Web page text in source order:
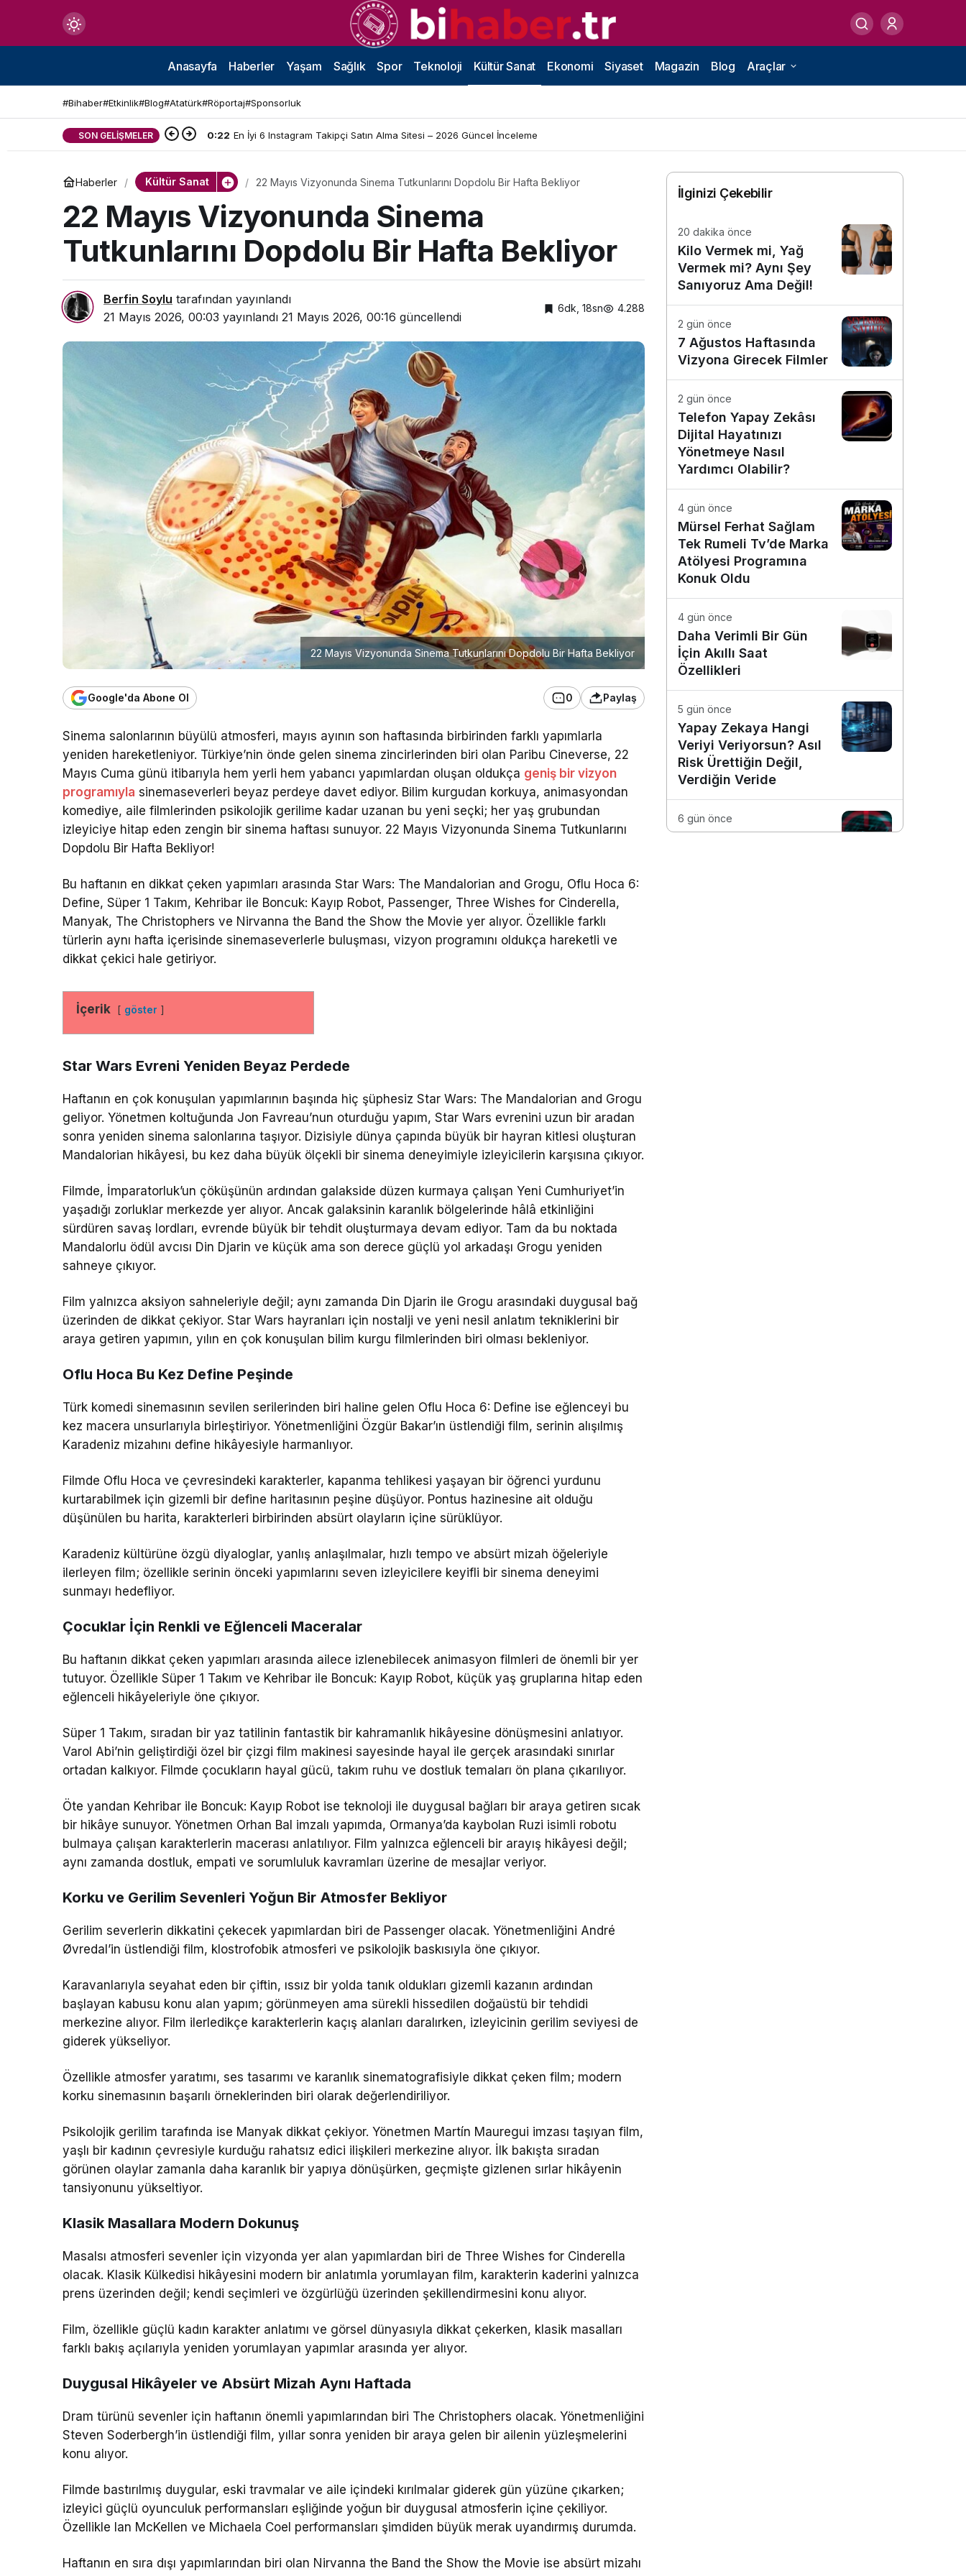
Mod
değiştir
Anasayfa Haberler Yaşam Sağlık Spor Teknoloji Kültür Sanat Ekonomi Siyaset Magazin Blog Araçlar
#Bihaber#Etkinlik#Blog#Atatürk#Röportaj#Sponsorluk
SON GELIŞMELER 0:22 En İyi 6 Instagram Takipçi Satın Alma Sitesi – 2026 Güncel İnceleme
Haberler Kültür Sanat 22 Mayıs Vizyonunda Sinema Tutkunlarını Dopdolu Bir Hafta Bekliyor
22 Mayıs Vizyonunda Sinema
Tutkunlarını Dopdolu Bir Hafta Bekliyor
Berfin Soylu tarafından yayınlandı
21 Mayıs 2026, 00:03 yayınlandı 21 Mayıs 2026, 00:16 güncellendi
6dk, 18sn 4.288
22 Mayıs Vizyonunda Sinema Tutkunlarını Dopdolu Bir Hafta Bekliyor
Google'da Abone Ol 0 Paylaş
Sinema salonlarının büyülü atmosferi, mayıs ayının son haftasında birbirinden farklı yapımlarla
yeniden hareketleniyor. Türkiye’nin önde gelen sinema zincirlerinden biri olan Paribu Cineverse, 22
Mayıs Cuma günü itibarıyla hem yerli hem yabancı yapımlardan oluşan oldukça geniş bir vizyon
programıyla sinemaseverleri beyaz perdeye davet ediyor. Bilim kurgudan korkuya, animasyondan
komediye, aile filmlerinden psikolojik gerilime kadar uzanan bu yeni seçki; her yaş grubundan
izleyiciye hitap eden zengin bir sinema haftası sunuyor. 22 Mayıs Vizyonunda Sinema Tutkunlarını
Dopdolu Bir Hafta Bekliyor!
Bu haftanın en dikkat çeken yapımları arasındaStar Wars: The Mandalorian and Grogu, Oflu Hoca 6:
Define,Süper 1 Takım, Kehribar ile Boncuk: Kayıp Robot, Passenger, Three Wishes for Cinderella,
Manyak, The Christophers ve Nirvanna the Band the Show the Movie yer alıyor. Özellikle farklı
türlerin aynı hafta içerisinde sinemaseverlerle buluşması, vizyon programını oldukça hareketli ve
dikkat çekici hale getiriyor.
İçerik göster
Star Wars Evreni Yeniden Beyaz Perdede
Haftanın en çok konuşulan yapımlarının başında hiç şüphesizStar Wars: The Mandalorian and Grogu
geliyor. Yönetmen koltuğunda Jon Favreau’nun oturduğu yapım, Star Wars evrenini uzun bir aradan
sonra yeniden sinema salonlarına taşıyor. Dizisiyle dünya çapında büyük bir hayran kitlesi oluşturan
Mandalorian hikâyesi, bu kez daha büyük ölçekli bir sinema deneyimiyle izleyicilerin karşısına çıkıyor.
Filmde, İmparatorluk’un çöküşünün ardından galakside düzen kurmaya çalışan Yeni Cumhuriyet’in
yaşadığı zorluklar merkezde yer alıyor. Ancak galaksinin karanlık bölgelerinde hâlâ etkinliğini
sürdüren savaş lordları, evrende büyük bir tehdit oluşturmaya devam ediyor. Tam da bu noktada
Mandalorlu ödül avcısı Din Djarin ve küçük ama son derece güçlü yol arkadaşı Grogu yeniden
sahneye çıkıyor.
Film yalnızca aksiyon sahneleriyle değil; aynı zamanda Din Djarin ile Grogu arasındaki duygusal bağ
üzerinden de dikkat çekiyor. Star Wars hayranları için nostalji ve yeni nesil anlatım tekniklerini bir
araya getiren yapımın, yılın en çok konuşulan bilim kurgu filmlerinden biri olması bekleniyor.
Oflu Hoca Bu Kez Define Peşinde
Türk komedi sinemasının sevilen serilerinden biri haline gelen Oflu Hoca 6: Define ise eğlenceyi bu
kez macera unsurlarıyla birleştiriyor. Yönetmenliğini Özgür Bakar’ın üstlendiği film, serinin alışılmış
Karadeniz mizahını define hikâyesiyle harmanlıyor.
Filmde Oflu Hoca ve çevresindeki karakterler, kapanma tehlikesi yaşayan bir öğrenci yurdunu
kurtarabilmek için gizemli bir define haritasının peşine düşüyor. Pontus hazinesine ait olduğu
düşünülen bu harita, karakterleri birbirinden absürt olayların içine sürüklüyor.
Karadeniz kültürüne özgü diyaloglar, yanlış anlaşılmalar, hızlı tempo ve absürt mizah öğeleriyle
ilerleyen film; özellikle serinin önceki yapımlarını seven izleyicilere keyifli bir sinema deneyimi
sunmayı hedefliyor.
Çocuklar İçin Renkli ve Eğlenceli Maceralar
Bu haftanın dikkat çeken yapımları arasında ailece izlenebilecek animasyon filmleri de önemli bir yer
tutuyor. ÖzellikleSüper 1 Takım ve Kehribar ile Boncuk: Kayıp Robot, küçük yaş gruplarına hitap eden
eğlenceli hikâyeleriyle öne çıkıyor.
Süper 1 Takım, sıradan bir yaz tatilinin fantastik bir kahramanlık hikâyesine dönüşmesini anlatıyor.
Varol Abi’nin geliştirdiği özel bir çizgi film makinesi sayesinde hayal ile gerçek arasındaki sınırlar
ortadan kalkıyor. Filmde çocukların hayal gücü, takım ruhu ve dostluk temaları ön plana çıkarılıyor.
Öte yandan Kehribar ile Boncuk: Kayıp Robot ise teknoloji ile duygusal bağları bir araya getiren sıcak
bir hikâye sunuyor. Yönetmen Orhan Bal imzalı yapımda, Ormanya’da kaybolan Ruzi isimli robotu
bulmaya çalışan karakterlerin macerası anlatılıyor. Film yalnızca eğlenceli bir arayış hikâyesi değil;
aynı zamanda dostluk, empati ve sorumluluk kavramları üzerine de mesajlar veriyor.
Korku ve Gerilim Sevenleri Yoğun Bir Atmosfer Bekliyor
Gerilim severlerin dikkatini çekecek yapımlardan biri de Passenger olacak. Yönetmenliğini André
Øvredal’in üstlendiği film, klostrofobik atmosferi ve psikolojik baskısıyla öne çıkıyor.
Karavanlarıyla seyahat eden bir çiftin, ıssız bir yolda tanık oldukları gizemli kazanın ardından
başlayan kabusu konu alan yapım; görünmeyen ama sürekli hissedilen doğaüstü bir tehdidi
merkezine alıyor. Film ilerledikçe karakterlerin kaçış alanları daralırken, izleyicinin gerilim seviyesi de
giderek yükseliyor.
Özellikle atmosfer yaratımı, ses tasarımı ve karanlık sinematografisiyle dikkat çeken film; modern
korku sinemasının başarılı örneklerinden biri olarak değerlendiriliyor.
Psikolojik gerilim tarafında ise Manyak dikkat çekiyor. Yönetmen Martín Mauregui imzası taşıyan film,
yaşlı bir kadının çevresiyle kurduğu rahatsız edici ilişkileri merkezine alıyor. İlk bakışta sıradan
görünen olaylar zamanla daha karanlık bir yapıya dönüşürken, geçmişte gizlenen sırlar hikâyenin
tansiyonunu yükseltiyor.
Klasik Masallara Modern Dokunuş
Masalsı atmosferi sevenler için vizyonda yer alan yapımlardan biri de Three Wishes for Cinderella
olacak. Klasik Külkedisi hikâyesini modern bir anlatımla yorumlayan film, karakterin kaderini yalnızca
prens üzerinden değil; kendi seçimleri ve özgürlüğü üzerinden şekillendirmesini konu alıyor.
Film, özellikle güçlü kadın karakter anlatımı ve görsel dünyasıyla dikkat çekerken, klasik masalları
farklı bakış açılarıyla yeniden yorumlayan yapımlar arasında yer alıyor.
Duygusal Hikâyeler ve Absürt Mizah Aynı Haftada
Dram türünü sevenler için haftanın önemli yapımlarından biri The Christophers olacak. Yönetmenliğini
Steven Soderbergh’in üstlendiği film, yıllar sonra yeniden bir araya gelen bir ailenin yüzleşmelerini
konu alıyor.
Filmde bastırılmış duygular, eski travmalar ve aile içindeki kırılmalar giderek gün yüzüne çıkarken;
izleyici güçlü oyunculuk performansları eşliğinde yoğun bir duygusal atmosferin içine çekiliyor.
Özellikle Ian McKellen ve Michaela Coel performansları şimdiden büyük merak uyandırmış durumda.
Haftanın en sıra dışı yapımlarından biri olan Nirvanna the Band the Show the Movie ise absürt mizahı
İlginizi Çekebilir
20 dakika önce
Kilo Vermek mi, Yağ
Vermek mi? Aynı Şey
Sanıyoruz Ama Değil!
2 gün önce
7 Ağustos Haftasında
Vizyona Girecek Filmler
2 gün önce
Telefon Yapay Zekâsı
Dijital Hayatınızı
Yönetmeye Nasıl
Yardımcı Olabilir?
4 gün önce
Mürsel Ferhat Sağlam
Tek Rumeli Tv’de Marka
Atölyesi Programına
Konuk Oldu
4 gün önce
Daha Verimli Bir Gün
İçin Akıllı Saat
Özellikleri
5 gün önce
Yapay Zekaya Hangi
Veriyi Veriyorsun? Asıl
Risk Ürettiğin Değil,
Verdiğin Veride
6 gün önce
E-Posta Kutunuz